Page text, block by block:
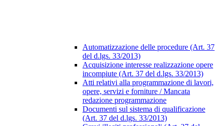
Automatizzazione delle procedure (Art. 37
del d.lgs. 33/2013)
Acquisizione interesse realizzazione opere
incompiute (Art. 37 del d.lgs. 33/2013)
Atti relativi alla programmazione di lavori,
opere, servizi e forniture / Mancata
redazione programmazione
Documenti sul sistema di qualificazione
(Art. 37 del d.lgs. 33/2013)